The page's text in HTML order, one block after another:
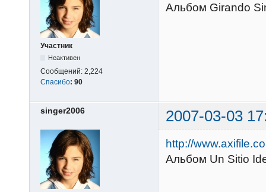
Участник
Неактивен
Сообщений: 2,224
Спасибо: 90
Альбом Girando
singer2006 2007-03-03
http://
Альбом Un Sitio